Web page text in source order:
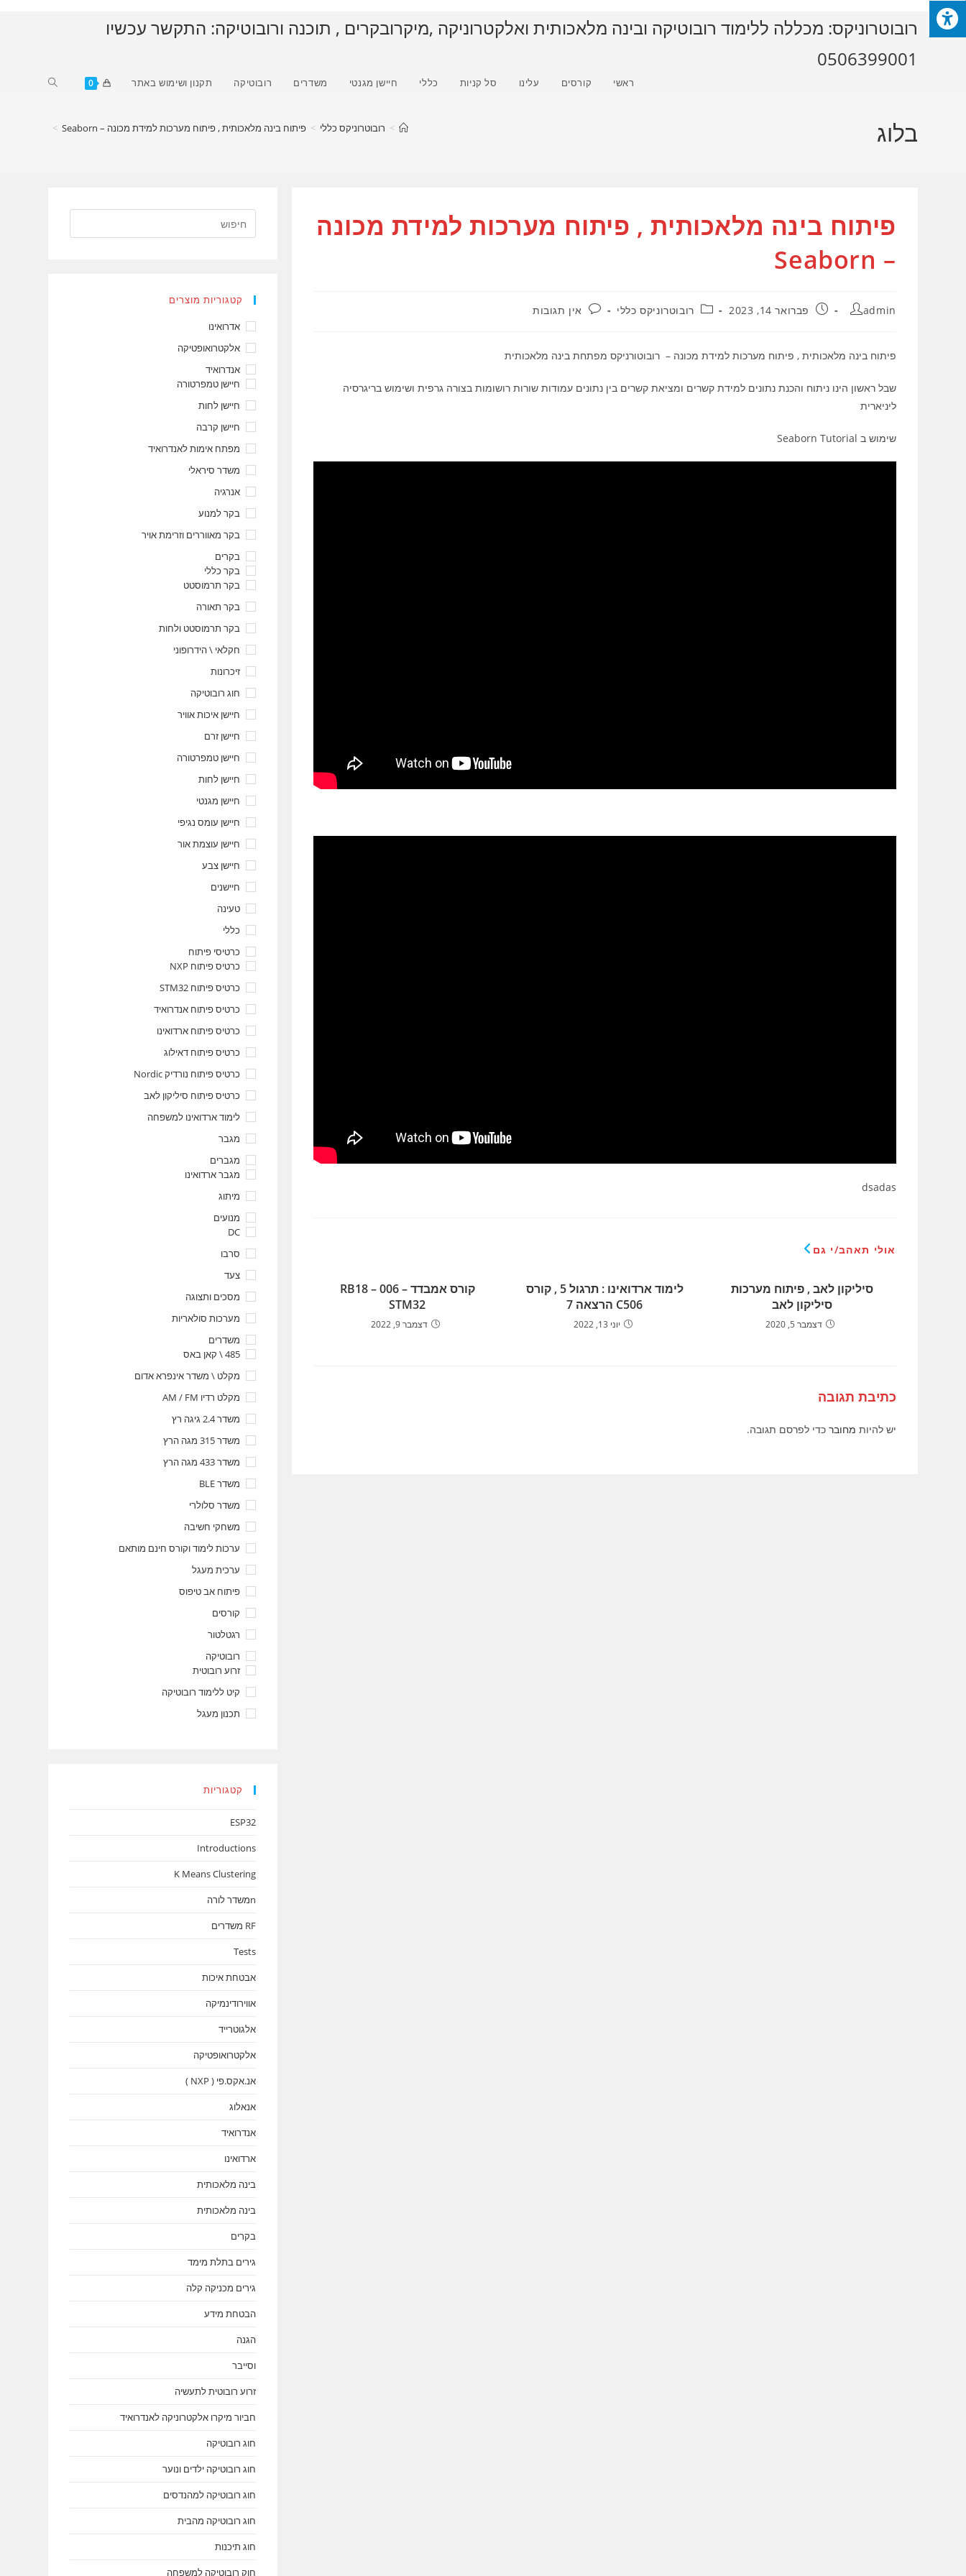
Skip
to
רובוטרוניקס: מכללה ללימוד רובוטיקה ובינה מלאכותית ואלקטרוניקה ,מיקרובקרים , תוכנה ורובוטיקה: התקשר עכשיו
0506399001
ראשי קורסים עלינו סל קניות כללי חיישן מגנטי משדרים רובוטיקה תקנון ושימוש באתר 0
Toggle
בלוג > רובוטרוניקס כללי > פיתוח בינה מלאכותית , פיתוח מערכות למידת מכונה – Seaborn >
פיתוח בינה מלאכותית , פיתוח מערכות למידת מכונה
– Seaborn
מחבר:
admin פורסם:פברואר 14, 2023 קטגוריה:רובוטרוניקס כללי תגובות:אין תגובות
פיתוח בינה מלאכותית , פיתוח מערכות למידת מכונה – רובוטורניקס מפתחת בינה מלאכותית
שבל ראשון הינו ניתוח והכנת נתונים למידת קשרים ומציאת קשרים בין נתונים עמודות שורות רושומות בצורה גרפית ושימוש בריגרסיה
ליניארית
שימוש ב Seaborn Tutorial
dsadas
אולי תאהב/י גם
קורס אמבדד – 006 – RB18
STM32
דצמבר 9, 2022
לימוד ארדואינו : תרגול 5 , קורס
C506 הרצאה 7
יוני 13, 2022
סיליקון לאב , פיתוח מערכות
סיליקון לאב
דצמבר 5, 2020
כתיבת תגובה
יש להיות מחובר כדי לפרסם תגובה.
קטגוריות מוצרים
אדרואינו
אלקטרואופטיקה
אנדרואיד
חיישן טמפרטורה
חיישן לחות
חיישן קרבה
מפתח אימות לאנדרואיד
משדר סיראלי
אנרגיה
בקר למנוע
בקר מאווררים וזרימת אויר
בקרים
בקר כללי
בקר תרמוסטט
בקר תאורה
בקר תרמוסטט ולחות
חקלאי \ הידרופוני
זיכרונות
חוג רובוטיקה
חיישן איכות אוויר
חיישן זרם
חיישן טמפרטורה
חיישן לחות
חיישן מגנטי
חיישן עומס נגיפי
חיישן עוצמת אור
חיישן צבע
חיישנים
טעינה
כללי
כרטיסי פיתוח
כרטיס פיתוח NXP
כרטיס פיתוח STM32
כרטיס פיתוח אנדרואיד
כרטיס פיתוח ארדואינו
כרטיס פיתוח דאילוג
כרטיס פיתוח נורדיק Nordic
כרטיס פיתוח סיליקון לאב
לימוד ארדואינו למשפחה
מגבר
מגברים
מגבר ארדואינו
מיתוג
מנועים
DC
סרבו
צעד
מסכים ותצוגה
מערכות סולאריות
משדרים
485 \ קאן באס
מקלט \ משדר אינפרא אדום
מקלט רדיו AM / FM
משדר 2.4 גיגה רץ
משדר 315 מגה הרץ
משדר 433 מגה הרץ
משדר BLE
משדר סלולרי
משחקי חשיבה
ערכות לימוד וקורס חינם מותאם
ערכית מעגל
פיתוח אב טיפוס
קורסים
רגטלטור
רובוטיקה
זרוע רובוטית
קיט ללימוד רובוטיקה
תכנון מעגל
קטגוריות
ESP32
Introductions
K Means Clustering
nמשדר לורה
RF משדרים
Tests
אבטחת איכות
אווירודינמיקה
אלגוטרייד
אלקטרואופטיקה
אנ.אקס.פי ( NXP )
אנאלוג
אנדרואיד
ארדואינו
בינה מלאכותית
בינה מלאכותית
בקרים
גירים בתלת מימד
גירים מכניקה קלה
הבטחת מידע
הגנה
וסייבר
זרוע רובוטית לתעשיה
חביור מיקרו אלקטרוניקה לאנדרואיד
חוג רובוטיקה
חוג רובוטיקה ילדים ונוער
חוג רובוטיקה למהנדסים
חוג רובוטיקה מהבית
חוג תיכנות
חוק רובוטיקה למשפחה